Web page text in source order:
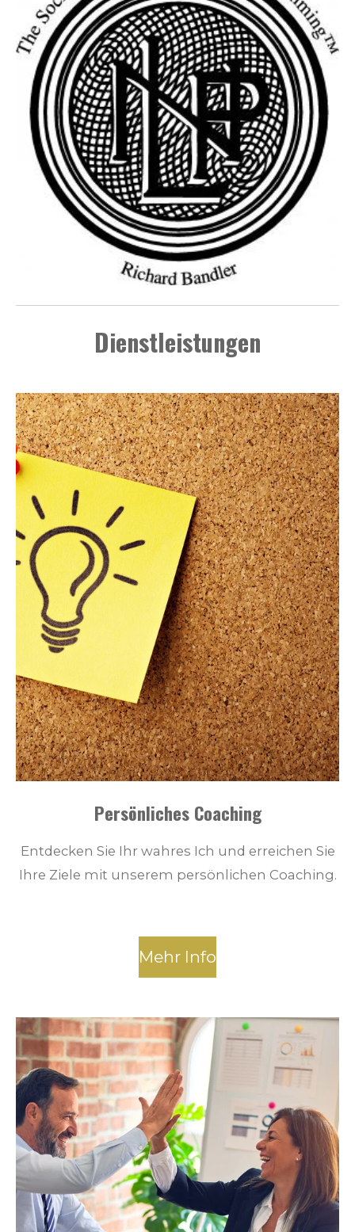
Dienstleistungen
Persönliches Coaching
Entdecken Sie Ihr wahres Ich und erreichen Sie
Ihre Ziele mit unserem persönlichen Coaching.
Mehr Info